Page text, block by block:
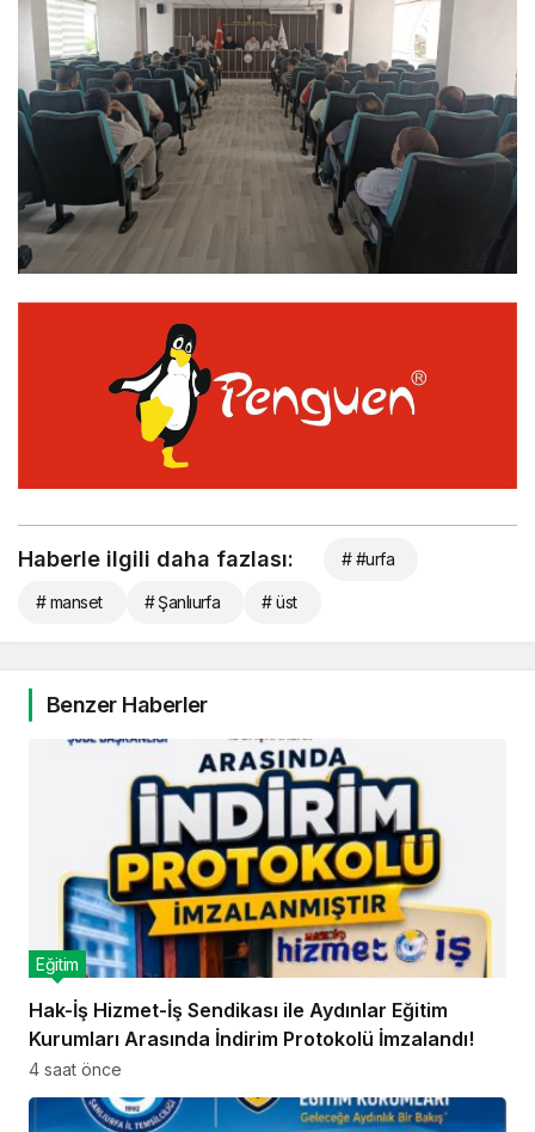
Haberle ilgili daha fazlası: # #urfa
# manset # Şanlıurfa # üst
Benzer Haberler
Hak-İş Hizmet-İş Sendikası ile Aydınlar Eğitim
Kurumları Arasında İndirim Protokolü İmzalandı!
Eğitim
4 saat önce